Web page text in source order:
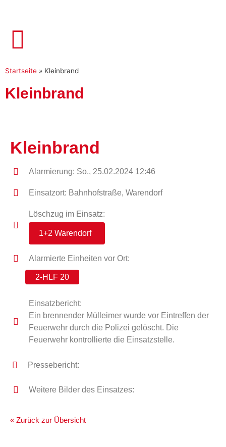
Startseite » Kleinbrand
Kleinbrand
Kleinbrand
Alarmierung: So., 25.02.2024 12:46
Einsatzort: Bahnhofstraße, Warendorf
Löschzug im Einsatz:
1+2 Warendorf
Alarmierte Einheiten vor Ort:
2-HLF 20
Einsatzbericht:
Ein brennender Mülleimer wurde vor Eintreffen der
Feuerwehr durch die Polizei gelöscht. Die
Feuerwehr kontrollierte die Einsatzstelle.
Pressebericht:
Weitere Bilder des Einsatzes:
« Zurück zur Übersicht